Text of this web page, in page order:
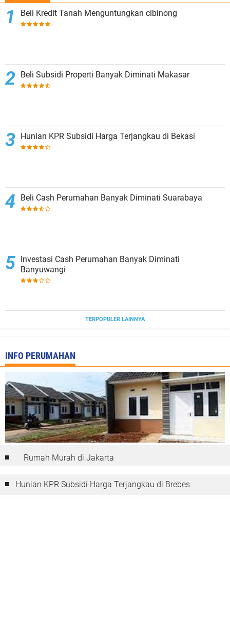
Beli Kredit Tanah Menguntungkan cibinong
Beli Subsidi Properti Banyak Diminati Makasar
Hunian KPR Subsidi Harga Terjangkau di Bekasi
Beli Cash Perumahan Banyak Diminati Suarabaya
Investasi Cash Perumahan Banyak Diminati
Banyuwangi
TERPOPULER LAINNYA
INFO PERUMAHAN
Rumah Murah di Jakarta
Hunian KPR Subsidi Harga Terjangkau di Brebes